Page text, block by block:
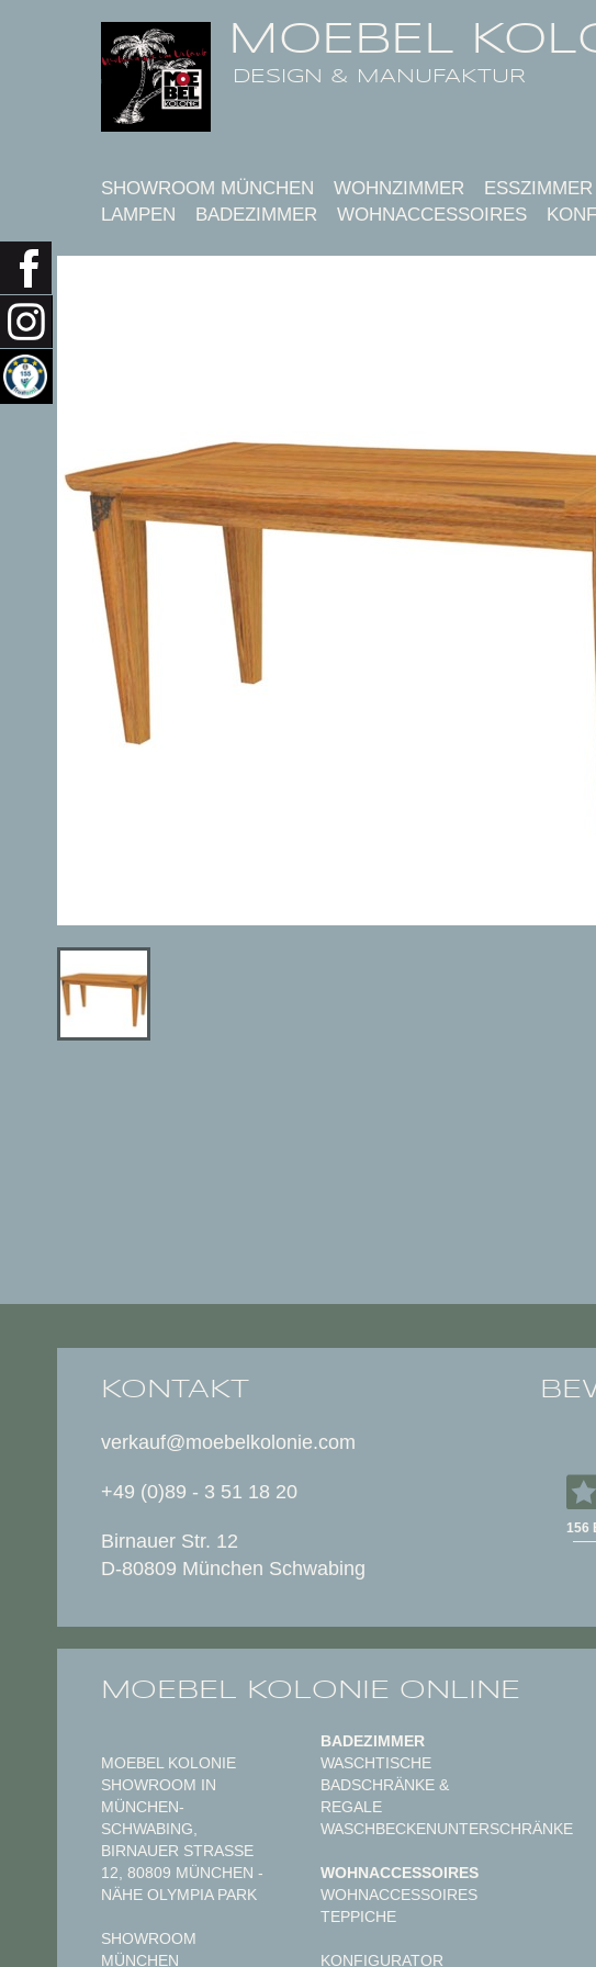
MOEBEL
DESIGN & MANUFAKTUR
SHOWROOM MÜNCHEN WOHNZIMMER ESSZIMMER
LAMPEN
BADEZIMMER WOHNACCESSOIRES
KONTAKT
verkauf@moebelkolonie.com
+49 (0)89 - 3 51 18 20
Birnauer Str. 12
D-80809 München Schwabing
MOEBEL KOLONIE ONLINE
MOEBEL KOLONIE
SHOWROOM IN
MÜNCHEN-
SCHWABING,
BIRNAUER STRASSE 1
2, 80809 MÜNCHEN - N
ÄHE OLYMPIA PARK
SHOWROOM
MÜNCHEN
BADEZIMMER
WASCHTISCHE
BADSCHRÄNKE &
REGALE
WASCHBECKENUNTERSCHRÄNKE
WOHNACCESSOIRES
WOHNACCESSOIRES
TEPPICHE
KONFIGURATOR